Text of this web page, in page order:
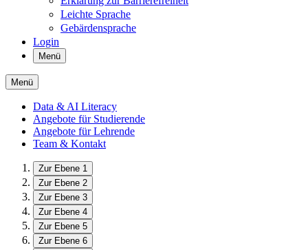
Leichte Sprache
Gebärdensprache
Login
Menü
Menü
Data & AI Literacy
Angebote für Studierende
Angebote für Lehrende
Team & Kontakt
Zur Ebene 1
Zur Ebene 2
Zur Ebene 3
Zur Ebene 4
Zur Ebene 5
Zur Ebene 6